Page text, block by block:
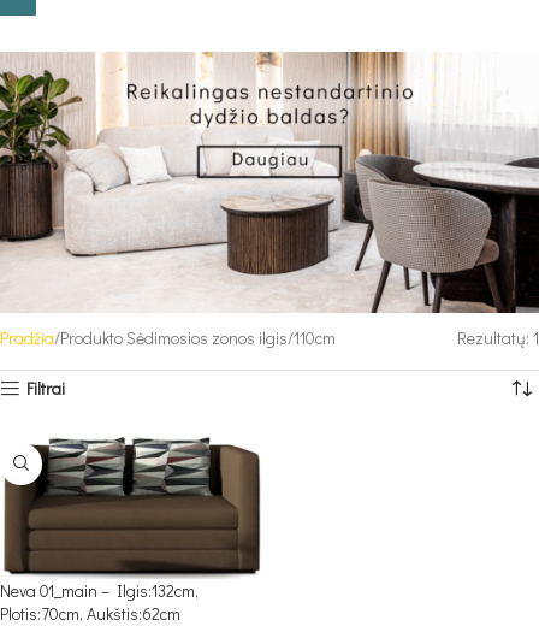
Pradžia Produkto Sėdimosios zonos ilgis 110cm Rezultatų: 1
Filtrai
Neva 01_main – Ilgis:132cm,
Plotis:70cm, Aukštis:62cm